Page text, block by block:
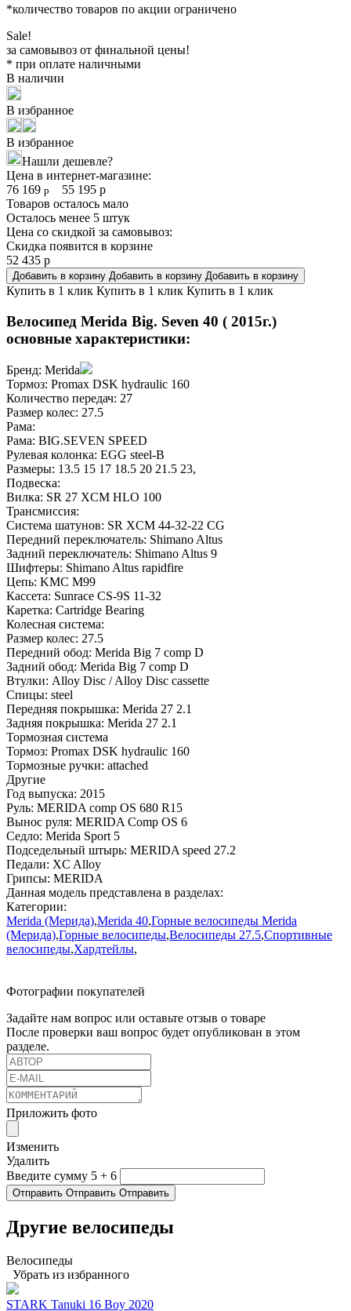
*количество товаров по акции ограничено
Sale!
за самовывоз от финальной цены!
* при оплате наличными
В наличии
В избранное
В избранное
Нашли дешевле?
Цена в интернет-магазине:
76 169 р 55 195 р
Товаров осталось мало
Осталось менее 5 штук
Цена со скидкой за самовывоз:
Скидка появится в корзине
52 435 р
Добавить в корзину Добавить в корзину Добавить в корзину
Купить в 1 клик Купить в 1 клик Купить в 1 клик
Велосипед Merida Big. Seven 40 ( 2015г.)
основные характеристики:
Бренд: Merida
Тормоз: Promax DSK hydraulic 160
Количество передач: 27
Размер колес: 27.5
Рама:
Рама: BIG.SEVEN SPEED
Рулевая колонка: EGG steel-B
Размеры: 13.5 15 17 18.5 20 21.5 23,
Подвеска:
Вилка: SR 27 XCM HLO 100
Трансмиссия:
Система шатунов: SR XCM 44-32-22 CG
Передний переключатель: Shimano Altus
Задний переключатель: Shimano Altus 9
Шифтеры: Shimano Altus rapidfire
Цепь: KMC M99
Кассета: Sunrace CS-9S 11-32
Каретка: Cartridge Bearing
Колесная система:
Размер колес: 27.5
Передний обод: Merida Big 7 comp D
Задний обод: Merida Big 7 comp D
Втулки: Alloy Disc / Alloy Disc cassette
Спицы: steel
Передняя покрышка: Merida 27 2.1
Задняя покрышка: Merida 27 2.1
Тормозная система
Тормоз: Promax DSK hydraulic 160
Тормозные ручки: attached
Другие
Год выпуска: 2015
Руль: MERIDA comp OS 680 R15
Вынос руля: MERIDA Comp OS 6
Седло: Merida Sport 5
Подседельный штырь: MERIDA speed 27.2
Педали: XC Alloy
Грипсы: MERIDA
Данная модель представлена в разделах:
Категории:
Merida (Мерида),Merida 40,Горные велосипеды Merida
(Мерида),Горные велосипеды,Велосипеды 27.5,Спортивные
велосипеды,Хардтейлы,
Фотографии покупателей
Задайте нам вопрос или оставьте отзыв о товаре
После проверки ваш вопрос будет опубликован в этом
разделе.
Приложить фото
Изменить
Удалить
Введите сумму 5 + 6
Отправить Отправить Отправить
Другие велосипеды
Велосипеды
Убрать из избранного
STARK Tanuki 16 Boy 2020